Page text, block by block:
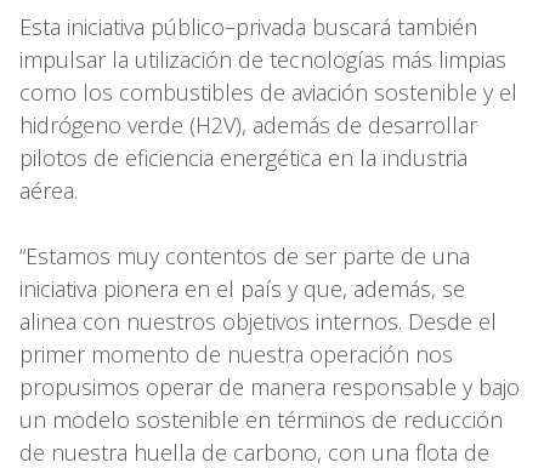
Esta iniciativa público–privada buscará también
impulsar la utilización de tecnologías más limpias
como los combustibles de aviación sostenible y el
hidrógeno verde (H2V), además de desarrollar
pilotos de eficiencia energética en la industria
aérea.
“Estamos muy contentos de ser parte de una
iniciativa pionera en el país y que, además, se
alinea con nuestros objetivos internos. Desde el
primer momento de nuestra operación nos
propusimos operar de manera responsable y bajo
un modelo sostenible en términos de reducción
de nuestra huella de carbono, con una flota de